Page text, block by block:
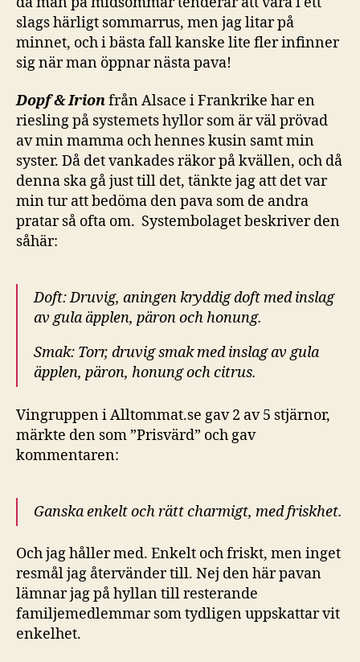
slags härligt sommarrus, men jag litar på
minnet, och i bästa fall kanske lite fler infinner
sig när man öppnar nästa pava!
Dopf & Irionfrån Alsace i Frankrike har en
riesling på systemets hyllor som är väl prövad
av min mamma och hennes kusin samt min
syster. Då det vankades räkor på kvällen, och då
denna ska gå just till det, tänkte jag att det var
min tur att bedöma den pava som de andra
pratar så ofta om. Systembolaget beskriver den
såhär:
Doft: Druvig, aningen kryddig doft med inslag
av gula äpplen, päron och honung.
Smak: Torr, druvig smak med inslag av gula
äpplen, päron, honung och citrus.
Vingruppen i Alltommat.se gav 2 av 5 stjärnor,
märkte den som ”Prisvärd” och gav
kommentaren:
Ganska enkelt och rätt charmigt, med friskhet.
Och jag håller med. Enkelt och friskt, men inget
resmål jag återvänder till. Nej den här pavan
lämnar jag på hyllan till resterande
familjemedlemmar som tydligen uppskattar vit
enkelhet.